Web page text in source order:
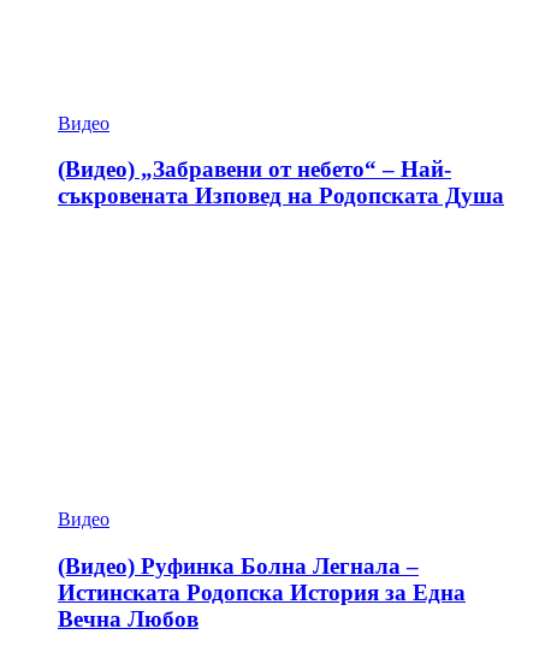
Видео
(Видео) „Забравени от небето“ – Най-
съкровената Изповед на Родопската Душа
Видео
(Видео) Руфинка Болна Легнала –
Истинската Родопска История за Една
Вечна Любов